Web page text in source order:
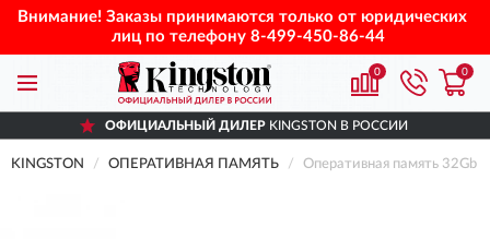
Внимание! Заказы принимаются только от юридических
лиц по телефону 8-499-450-86-44
0 0
ОФИЦИАЛЬНЫЙ ДИЛЕР KINGSTON В РОССИИ
KINGSTON ОПЕРАТИВНАЯ ПАМЯТЬ Оперативная память 32Gb